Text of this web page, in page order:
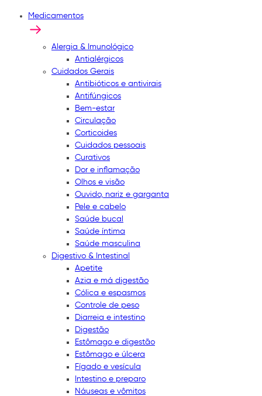
Medicamentos
Alergia & Imunológico
Antialérgicos
Cuidados Gerais
Antibióticos e antivirais
Antifúngicos
Bem-estar
Circulação
Corticoides
Cuidados pessoais
Curativos
Dor e inflamação
Olhos e visão
Ouvido, nariz e garganta
Pele e cabelo
Saúde bucal
Saúde íntima
Saúde masculina
Digestivo & Intestinal
Apetite
Azia e má digestão
Cólica e espasmos
Controle de peso
Diarreia e intestino
Digestão
Estômago e digestão
Estômago e úlcera
Fígado e vesícula
Intestino e preparo
Náuseas e vômitos